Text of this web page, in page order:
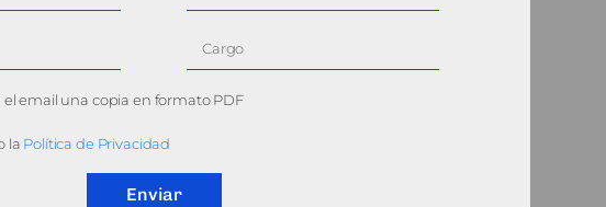
el email una copia en formato PDF
la Política de Privacidad
Enviar